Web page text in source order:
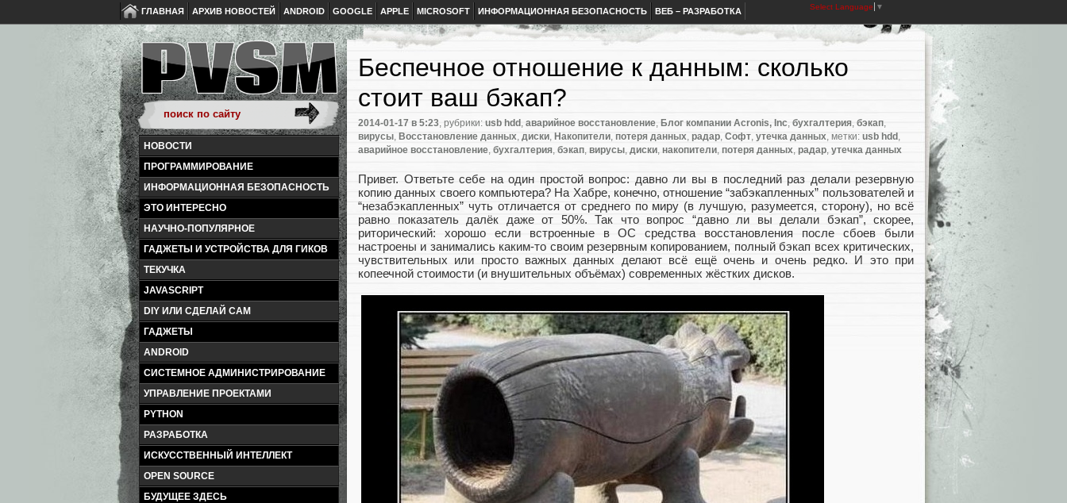
ГЛАВНАЯ АРХИВ НОВОСТЕЙ ANDROID GOOGLE APPLE MICROSOFT ИНФОРМАЦИОННАЯ БЕЗОПАСНОСТЬ ВЕБ – РАЗРАБОТКА Select Language ▼
НОВОСТИ
ПРОГРАММИРОВАНИЕ
ИНФОРМАЦИОННАЯ БЕЗОПАСНОСТЬ
ЭТО ИНТЕРЕСНО
НАУЧНО-ПОПУЛЯРНОЕ
ГАДЖЕТЫ И УСТРОЙСТВА ДЛЯ ГИКОВ
ТЕКУЧКА
JAVASCRIPT
DIY ИЛИ СДЕЛАЙ САМ
ГАДЖЕТЫ
ANDROID
СИСТЕМНОЕ АДМИНИСТРИРОВАНИЕ
УПРАВЛЕНИЕ ПРОЕКТАМИ
PYTHON
РАЗРАБОТКА
ИСКУССТВЕННЫЙ ИНТЕЛЛЕКТ
OPEN SOURCE
БУДУЩЕЕ ЗДЕСЬ
Беспечное отношение к данным: сколько
стоит ваш бэкап?
2014-01-17 в 5:23, рубрики: usb hdd , аварийное восстановление, Блог компании Acronis, Inc, бухгалтерия, бэкап,
вирусы, Восстановление данных, диски, Накопители, потеря данных, радар, Софт, утечка данных, метки: usb hdd ,
аварийное восстановление, бухгалтерия, бэкап, вирусы, диски, накопители, потеря данных, радар, утечка данных
Привет. Ответьте себе на один простой вопрос: давно ли вы в последний раз делали резервную
копию данных своего компьютера? На Хабре, конечно, отношение “забэкапленных” пользователей и
“незабэкапленных” чуть отличается от среднего по миру (в лучшую, разумеется, сторону), но всё
равно показатель далёк даже от 50%. Так что вопрос “давно ли вы делали бэкап”, скорее,
риторический: хорошо если встроенные в ОС средства восстановления после сбоев были
настроены и занимались каким-то своим резервным копированием, полный бэкап всех критических,
чувствительных или просто важных данных делают всё ещё очень и очень редко. И это при
копеечной стоимости (и внушительных объёмах) современных жёстких дисков.